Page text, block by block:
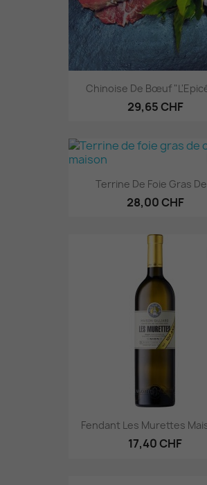
Chinoise De Bœuf
29,65 CHF
Terrine De Foie Gras
28,00 CHF
Fendant Les Murettes
17,40 CHF